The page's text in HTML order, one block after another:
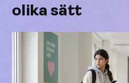
olika sätt